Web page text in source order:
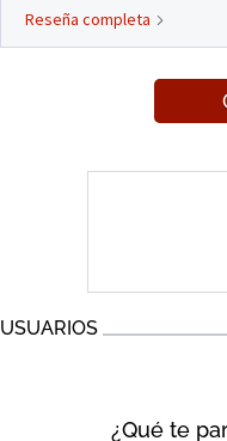
Reseña completa
USUARIOS
¿Qué te